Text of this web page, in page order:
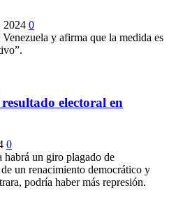
2024 0
y afirma que la medida es
electoral en
0
un giro plagado de
un renacimiento democrático y
podría haber más represión.